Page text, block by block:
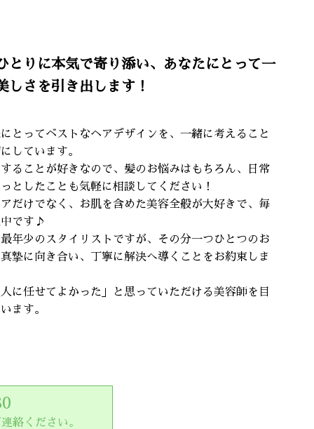
とりに本気で寄り添い、あなたにとって一
しさを引き出します！
とってベストなヘアデザインを、一緒に考えること
しています。
ることが好きなので、髪のお悩みはもちろん、日常
としたことも気軽に相談してください！
だけでなく、お肌を含めた美容全般が大好きで、毎
です♪
年少のスタイリストですが、その分一つひとつのお
摯に向き合い、丁寧に解決へ導くことをお約束しま
に任せてよかった」と思っていただける美容師を目
ます。
絡ください。